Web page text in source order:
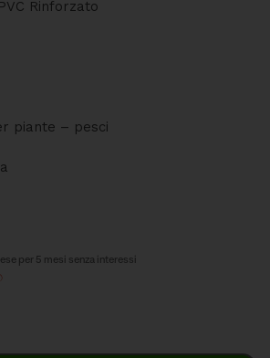
Rinforzato
piante – pesci
per 5 mesi senza interessi